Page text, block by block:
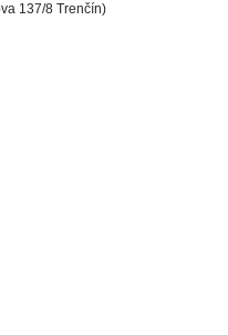
137/8 Trenčín)